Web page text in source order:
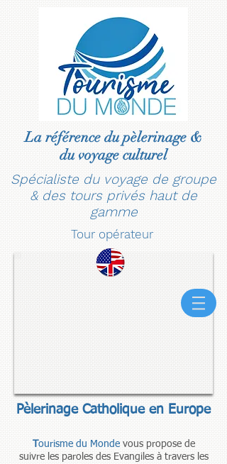
La référence du pèlerinage &
du voyage culturel
Spécialiste du voyage de groupe
& des tours privés haut de
gamme
Tour opérateur
Pèlerinage Catholique en Europe
ourisme du Monde vous propose de
suivre les paroles des Evangiles à travers les